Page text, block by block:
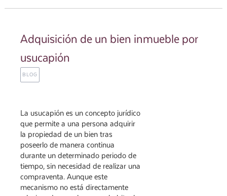
Adquisición de un bien inmueble por
usucapión
BLOG
La usucapión es un concepto jurídico
que permite a una persona adquirir
la propiedad de un bien tras
poseerlo de manera continua
durante un determinado periodo de
tiempo, sin necesidad de realizar una
compraventa. Aunque este
mecanismo no está directamente